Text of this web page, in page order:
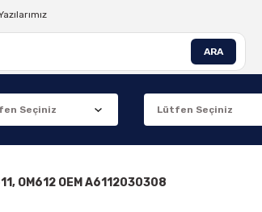
ARA
OM612 OEM A6112030308